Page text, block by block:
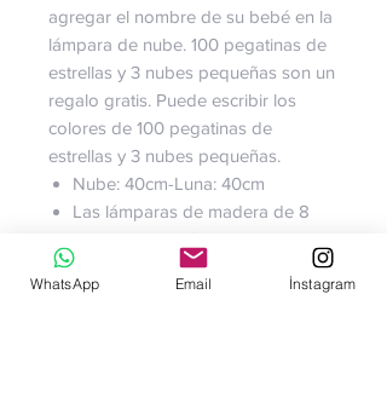
agregar el nombre de su bebé en la
lámpara de nube. 100 pegatinas de
estrellas y 3 nubes pequeñas son un
regalo gratis. Puede escribir los
colores de 100 pegatinas de
estrellas y 3 nubes pequeñas.
Nube: 40cm-Luna: 40cm
Las lámparas de madera de 8
pilas, puede encenderlas y
apagarlas tirando de la cuerda
WhatsApp Email İnstagram